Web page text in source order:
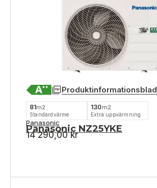
Produktinformationsblad
81m2
Standardvärme
130m2
Extra uppvärmning
Panasonic
Panasonic NZ25YKE
14 290,00kr